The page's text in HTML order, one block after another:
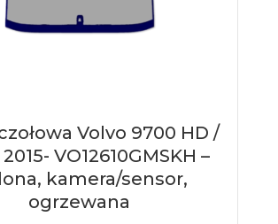
Volvo 9700 HD /
VO12610GMSKH –
kamera/sensor,
ogrzewana